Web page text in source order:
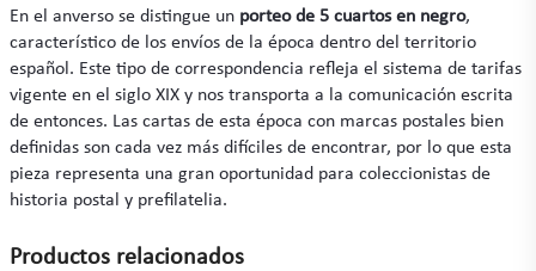
En el anverso se distingue un porteo de 5 cuartos en negro,
característico de los envíos de la época dentro del territorio
español. Este tipo de correspondencia refleja el sistema de tarifas
vigente en el siglo XIX y nos transporta a la comunicación escrita
de entonces. Las cartas de esta época con marcas postales bien
definidas son cada vez más difíciles de encontrar, por lo que esta
pieza representa una gran oportunidad para coleccionistas de
historia postal y prefilatelia.
Productos relacionados